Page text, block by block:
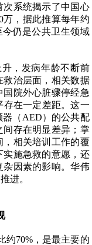
次系统揭示了中国心
万，据此推算每年约
仍是公共卫生领域
，发病年龄不断前
救治层面，相关数据
院外心脏骤停经急
存在一定差距。这一
（ AED）的公共配
间存在明显差异；掌
相关培训工作的覆
实施急救的意愿，还
杂因素的影响。华伟
进。
约70% ，是最主要的